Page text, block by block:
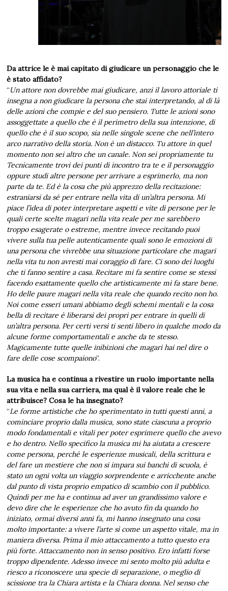
Da attrice le è mai capitato di giudicare un personaggio che le
è stato affidato?
“Un attore non dovrebbe mai giudicare, anzi il lavoro attoriale ti
insegna a non giudicare la persona che stai interpretando, al di là
delle azioni che compie e del suo pensiero. Tutte le azioni sono
assoggettate a quello che è il perimetro della sua intenzione, di
quello che è il suo scopo, sia nelle singole scene che nell’intero
arco narrativo della storia. Non è un distacco. Tu attore in quel
momento non sei altro che un canale. Non sei propriamente tu
Tecnicamente trovi dei punti di incontro tra te e il personaggio
oppure studi altre persone per arrivare a esprimerlo, ma non
parte da te. Ed è la cosa che più apprezzo della recitazione:
estraniarsi da sé per entrare nella vita di un’altra persona. Mi
piace l’idea di poter interpretare aspetti e vite di persone per le
quali certe scelte magari nella vita reale per me sarebbero
troppo esagerate o estreme, mentre invece recitando puoi
vivere sulla tua pelle autenticamente quali sono le emozioni di
una persona che vivrebbe una situazione particolare che magari
nella vita tu non avresti mai coraggio di fare. Ci sono dei luoghi
che ti fanno sentire a casa. Recitare mi fa sentire come se stessi
facendo esattamente quello che artisticamente mi fa stare bene.
Ho delle paure magari nella vita reale che quando recito non ho.
Noi come esseri umani abbiamo degli schemi mentali e la cosa
bella di recitare è liberarsi dei propri per entrare in quelli di
un’altra persona. Per certi versi ti senti libero in qualche modo da
alcune forme comportamentali e anche da te stesso.
Magicamente tutte quelle inibizioni che magari hai nel dire o
fare delle cose scompaiono”.
La musica ha e continua a rivestire un ruolo importante nella
sua vita e nella sua carriera, ma qual è il valore reale che le
attribuisce? Cosa le ha insegnato?
“Le forme artistiche che ho sperimentato in tutti questi anni, a
cominciare proprio dalla musica, sono state ciascuna a proprio
modo fondamentali e vitali per poter esprimere quello che avevo
e ho dentro. Nello specifico la musica mi ha aiutata a crescere
come persona, perché le esperienze musicali, della scrittura e
del fare un mestiere che non si impara sui banchi di scuola, è
stato un ogni volta un viaggio sorprendente e arricchente anche
dal punto di vista proprio empatico di scambio con il pubblico.
Quindi per me ha e continua ad aver un grandissimo valore e
devo dire che le esperienze che ho avuto fin da quando ho
iniziato, ormai diversi anni fa, mi hanno insegnato una cosa
molto importante: a vivere l’arte sì come un aspetto vitale, ma in
maniera diversa. Prima il mio attaccamento a tutto questo era
più forte. Attaccamento non in senso positivo. Ero infatti forse
troppo dipendente. Adesso invece mi sento molto più adulta e
riesco a riconoscere una specie di separazione, o meglio di
scissione tra la Chiara artista e la Chiara donna. Nel senso che